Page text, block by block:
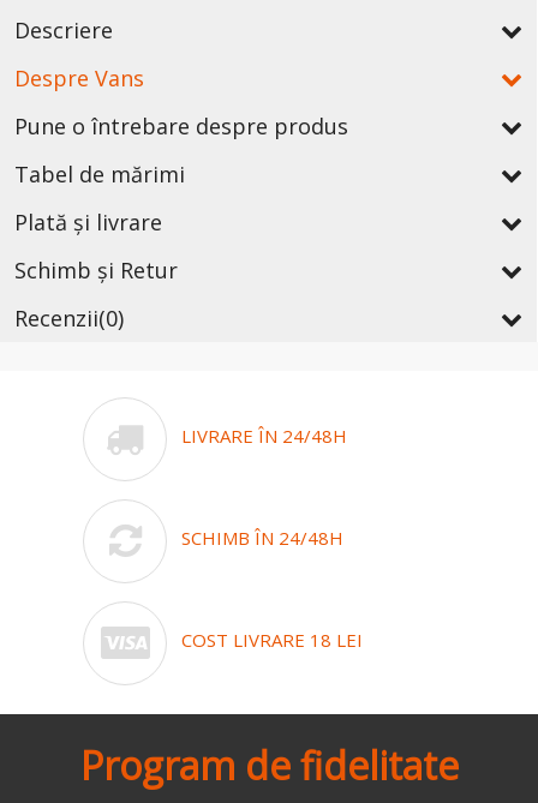
Descriere
Despre Vans
Pune o întrebare despre produs
Tabel de mărimi
Plată și livrare
Schimb și Retur
Recenzii(0)
LIVRARE ÎN 24/48H
SCHIMB ÎN 24/48H
COST LIVRARE 18 LEI
Program de fidelitate